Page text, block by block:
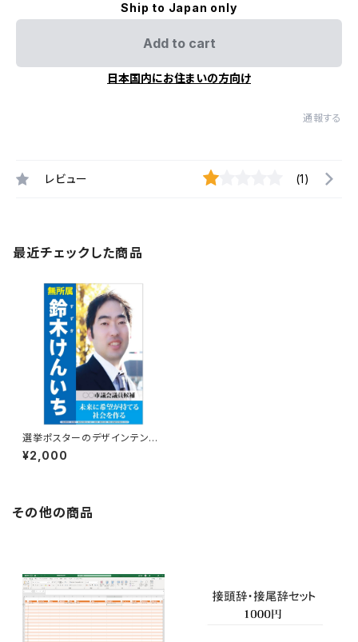
Ship to Japan only
Add to cart
日本国内にお住まいの方向け
通報する
レビュー (1)
最近チェックした商品
選挙ポスターのデザインテンプ
レート
¥2,000
その他の商品